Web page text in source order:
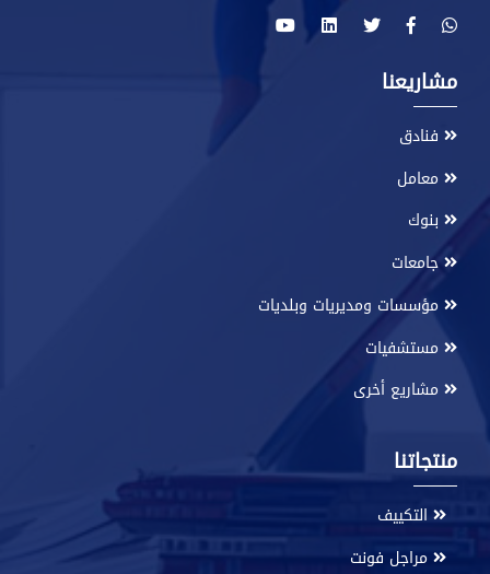
مشاريعنا
فنادق
معامل
بنوك
جامعات
مؤسسات ومديريات وبلديات
مستشفيات
مشاريع أخرى
منتجاتنا
التكييف
مراجل فونت